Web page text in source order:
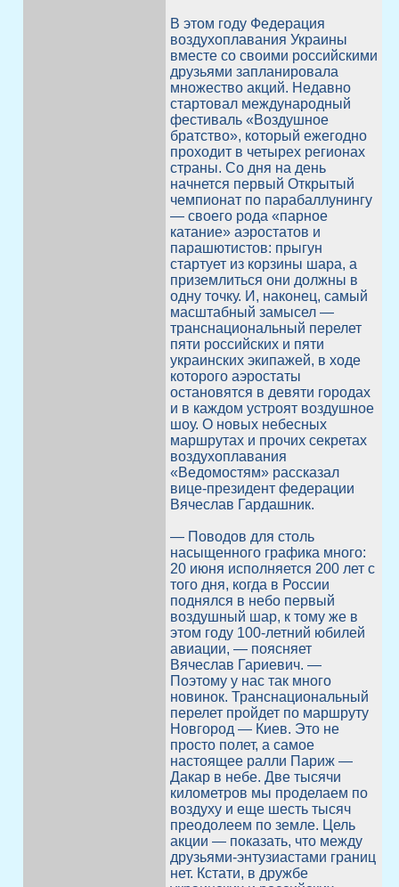
В этом году Федерация
воздухоплавания Украины
вместе со своими российскими
друзьями запланировала
множество акций. Недавно
стартовал международный
фестиваль «Воздушное
братство», который ежегодно
проходит в четырех регионах
страны. Со дня на день
начнется первый Открытый
чемпионат по парабаллунингу
— своего рода «парное
катание» аэростатов и
парашютистов: прыгун
стартует из корзины шара, а
приземлиться они должны в
одну точку. И, наконец, самый
масштабный замысел —
транснациональный перелет
пяти российских и пяти
украинских экипажей, в ходе
которого аэростаты
остановятся в девяти городах
и в каждом устроят воздушное
шоу. О новых небесных
маршрутах и прочих секретах
воздухоплавания
«Ведомостям» рассказал
вице-президент федерации
Вячеслав Гардашник.
— Поводов для столь
насыщенного графика много:
20 июня исполняется 200 лет с
того дня, когда в России
поднялся в небо первый
воздушный шар, к тому же в
этом году 100-летний юбилей
авиации, — поясняет
Вячеслав Гариевич. —
Поэтому у нас так много
новинок. Транснациональный
перелет пройдет по маршруту
Новгород — Киев. Это не
просто полет, а самое
настоящее ралли Париж —
Дакар в небе. Две тысячи
километров мы проделаем по
воздуху и еще шесть тысяч
преодолеем по земле. Цель
акции — показать, что между
друзьями-энтузиастами границ
нет. Кстати, в дружбе